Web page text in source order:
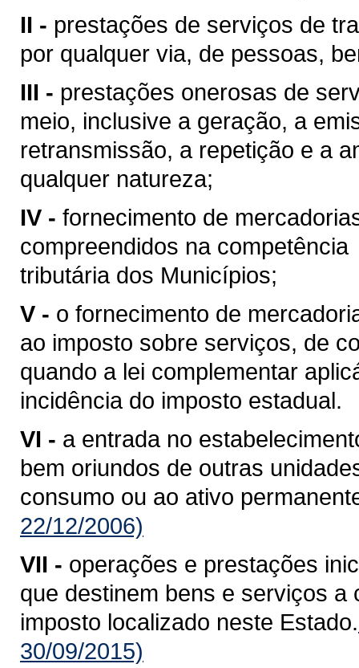
II - prestações de serviços de
por qualquer via, de pessoas,
III - prestações onerosas de
meio, inclusive a geração, a
retransmissão, a repetição e a
qualquer natureza;
IV - fornecimento de
compreendidos na competência
tributária dos Municípios;
V - o fornecimento de
ao imposto sobre serviços, de
quando a lei complementar
incidência do imposto estadual.
VI - a entrada no
bem oriundos de outras
consumo ou ao ativo
22/12/2006)
VII - operações e prestações
que destinem bens e serviços a
imposto localizado neste Estado.
30/09/2015)